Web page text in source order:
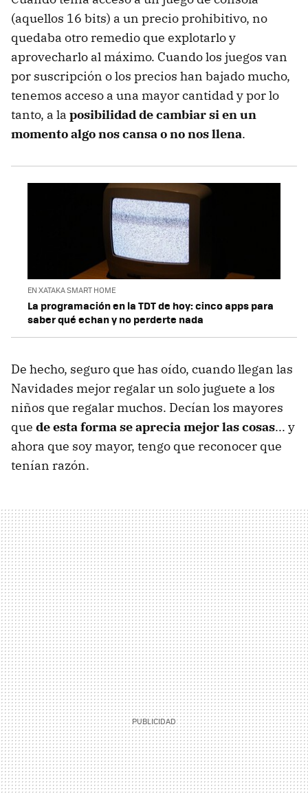
(aquellos 16 bits) a un precio prohibitivo, no
quedaba otro remedio que explotarlo y
aprovecharlo al máximo. Cuando los juegos van
por suscripción o los precios han bajado mucho,
tenemos acceso a una mayor cantidad y por lo
tanto, a la posibilidad de cambiar si en un
momento algo nos cansa o no nos llena.
EN XATAKA SMART HOME
La programación en la TDT de hoy: cinco apps para
saber qué echan y no perderte nada
De hecho, seguro que has oído, cuando llegan las
Navidades mejor regalar un solo juguete a los
niños que regalar muchos. Decían los mayores
que de esta forma se aprecia mejor las cosas... y
ahora que soy mayor, tengo que reconocer que
tenían razón.